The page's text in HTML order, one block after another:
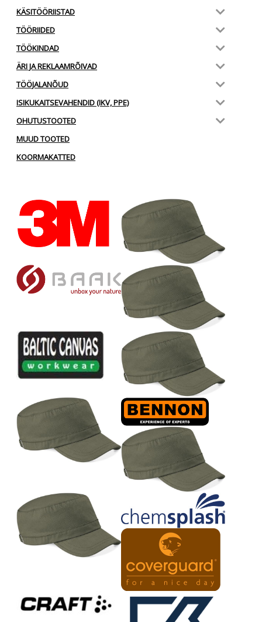
KÄSITÖÖRIISTAD
TÖÖRIIDED
TÖÖKINDAD
ÄRI JA REKLAAMRÕIVAD
TÖÖJALANÕUD
ISIKUKAITSEVAHENDID (IKV, PPE)
OHUTUSTOOTED
MUUD TOOTED
KOORMAKATTED